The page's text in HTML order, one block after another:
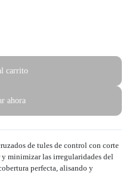
carrito
ahora
de tules de control con corte
y minimizar las irregularidades del
perfecta, alisando y